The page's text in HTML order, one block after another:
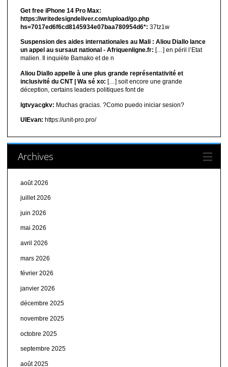
Get free iPhone 14 Pro Max:
https://writedesigndeliver.com/upload/go.php
hs=7017ed6f6cd8145934e07baa780954d6*: 37tz1w
Suspension des aides internationales au Mali : Aliou Diallo lance
un appel au sursaut national - Afriquenligne.fr: […] en péril l’Etat
malien. Il inquiète Bamako et de n
Aliou Diallo appelle à une plus grande représentativité et
inclusivité du CNT | Wa sé xo: […] soit encore une grande
déception, certains leaders politiques font de
lgtvyacgkv: Muchas gracias. ?Como puedo iniciar sesion?
UIEvan: https://unit-pro.pro/
Archives
août 2026
juillet 2026
juin 2026
mai 2026
avril 2026
mars 2026
février 2026
janvier 2026
décembre 2025
novembre 2025
octobre 2025
septembre 2025
août 2025